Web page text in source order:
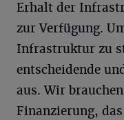
Erhalt der
zur Verfügung.
Infrastruktur zu
entscheidende
aus. Wir
Finanzierung,